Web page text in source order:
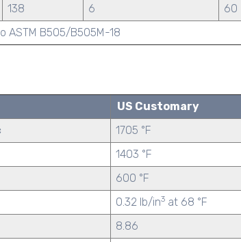
ASTM B505/B505M-18
138 6 60
US Customary
1705 °F
1403 °F
600 °F
0.32 lb/in3 at 68 °F
8.86